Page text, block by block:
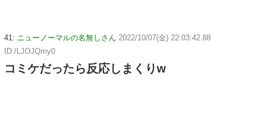
41: ニューノーマルの名無しさん 2022/10/07(金) 22:03:42.88
ID:/LJOJQmy0
コミケだったら反応しまくりw